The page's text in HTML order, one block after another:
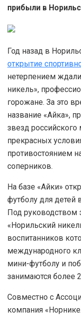
прибыли в
Год назад в
открытие
нетерпением
никель»,
горожане. За это
название «Айка»,
звезд
прекрасных
противостоянием
соперников.
На базе «Айки»
футболу для детей
Под руководством
«Норильский
воспитанников
международного
мини-футболу и
занимаются более
Совместно с
компания